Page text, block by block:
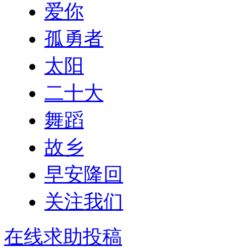
爱你
孤勇者
太阳
二十大
舞蹈
故乡
早安隆回
关注我们
在线求助投稿